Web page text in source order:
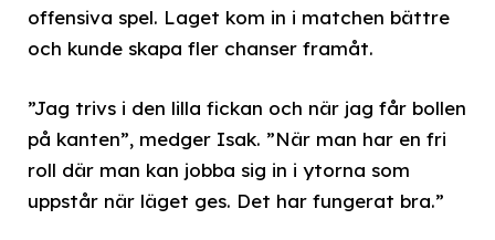
offensiva spel. Laget kom in i matchen bättre
och kunde skapa fler chanser framåt.
”Jag trivs i den lilla fickan och när jag får bollen
på kanten”, medger Isak. ”När man har en fri
roll där man kan jobba sig in i ytorna som
uppstår när läget ges. Det har fungerat bra.”